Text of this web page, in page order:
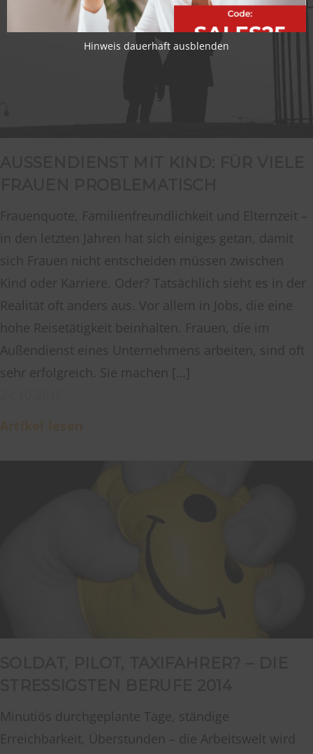
Frauenquote, Familienfreundlichkeit und Elternzeit –
in den letzten Jahren hat sich einiges getan, damit
sich Frauen nicht entscheiden müssen zwischen
Kind oder Karriere. Oder? Tatsächlich sieht es in der
Realität oft anders aus. Vor allem in Jobs, die eine
hohe Reisetätigkeit beinhalten. Frauen, die im
Außendienst eines Unternehmens arbeiten, sind oft
sehr erfolgreich. Sie machen […]
Minutiös durchgeplante Tage, ständige
Erreichbarkeit, Überstunden – die Arbeitswelt wird
Hinweis dauerhaft ausblenden